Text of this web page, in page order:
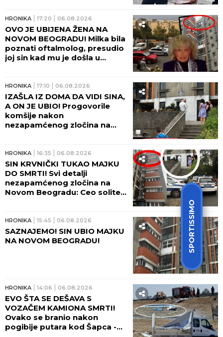
SPORTISSIMO
HRONIKA 17:20 06.08.2026
OVO JE UBIJENA ŽENA NA
NOVOM BEOGRADU! Milka bila
poznati oftalmolog, presudio
joj sin kad mu je došla u
HRONIKA 17:10 06.08.2026
IZAŠLA IZ DOMA DA VIDI SINA,
A ON JE UBIO! Progovorile
komšije nakon
nezapamćenog zločina na
HRONIKA 16:35 06.08.2026
SIN KRVNIČKI TUKAO MAJKU
DO SMRTI! Svi detalji
nezapamćenog zločina na
Novom Beogradu: Ceo soliter
HRONIKA 15:45 06.08.2026
SAZNAJEMO! SIN UBIO MAJKU
NA NOVOM BEOGRADU!
HRONIKA 14:06 06.08.2026
EVO ŠTA SE DEŠAVA S
VOZAČEM KAMIONA SMRTI!
Ovako se branio nakon
pogibije putara kod Šapca -